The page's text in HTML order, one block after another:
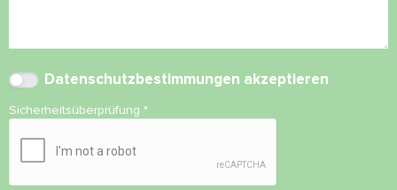
Datenschutzbestimmungen akzeptieren
Sicherheitsüberprüfung *